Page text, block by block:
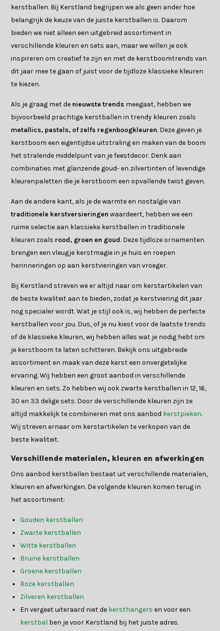
kerstballen. Bij Kerstland begrijpen we als geen ander hoe
belangrijk de keuze van de juiste kerstballen is. Daarom
bieden we niet alleen een uitgebreid assortiment in
verschillende kleuren en sets aan, maar we willen je ook
inspireren om creatief te zijn en met de kerstboomtrends van
dit jaar mee te gaan of juist voor de tijdloze klassieke kleuren
te kiezen.
Als je graag met de nieuwste trends meegaat, hebben we
bijvoorbeeld prachtige kerstballen in trendy kleuren zoals
metallics, pastels, of zelfs regenboogkleuren. Deze geven je
kerstboom een eigentijdse uitstraling en maken van de boom
het stralende middelpunt van je feestdecor. Denk aan
combinaties met glanzende goud- en zilvertinten of levendige
kleurenpaletten die je kerstboom een opvallende twist geven.
Aan de andere kant, als je de warmte en nostalgie van
traditionele kerstversieringen waardeert, hebben we een
ruime selectie aan klassieke kerstballen in traditionele
kleuren zoals rood, groen en goud. Deze tijdloze ornamenten
brengen een vleugje kerstmagie in je huis en roepen
herinneringen op aan kerstvieringen van vroeger.
Bij Kerstland streven we er altijd naar om kerstartikelen van
de beste kwaliteit aan te bieden, zodat je kerstviering dit jaar
nog specialer wordt. Wat je stijl ook is, wij hebben de perfecte
kerstballen voor jou. Dus, of je nu kiest voor de laatste trends
of de klassieke kleuren, wij hebben alles wat je nodig hebt om
je kerstboom te laten schitteren. Bekijk ons uitgebreide
assortiment en maak van deze kerst een onvergetelijke
ervaring. Wij hebben een groot aanbod in verschillende
kleuren en sets. Zo hebben wij ook zwarte kerstballen in 12, 16,
30 en 33 delige sets. Door de verschillende kleuren zijn ze
altijd makkelijk te combineren met ons aanbod kerstpieken.
Wij streven ernaar om kerstartikelen te verkopen van de
beste kwaliteit.
Verschillende materialen, kleuren en afwerkingen
Ons aanbod kerstballen bestaat uit verschillende materialen,
kleuren en afwerkingen. De volgende kleuren komen terug in
het assortiment:
Gouden kerstballen
Zwarte kerstballen
Witte kerstballen
Bruine kerstballen
Groene kerstballen
Roze kerstballen
Zilveren kerstballen
En vergeet uiteraard niet de kersthangers en voor een
kerstbal ben je voor Kerstland bij het juiste adres.